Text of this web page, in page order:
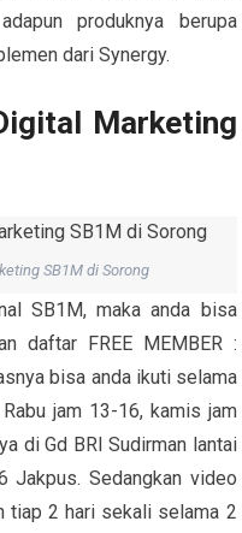
produknya berupa
dari Synergy.
Marketing
SB1M di Sorong
SB1M, maka anda bisa
daftar FREE MEMBER :
bisa anda ikuti selama
jam 13-16, kamis jam
di Gd BRI Sudirman lantai
Jakpus. Sedangkan video
tiap 2 hari sekali selama 2